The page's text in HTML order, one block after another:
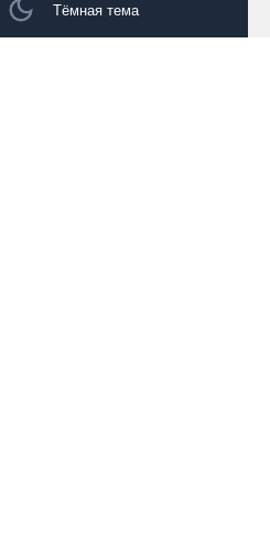
Тёмная тема